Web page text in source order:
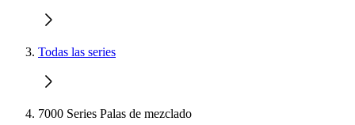
Todas las series
7000 Series Palas de mezclado